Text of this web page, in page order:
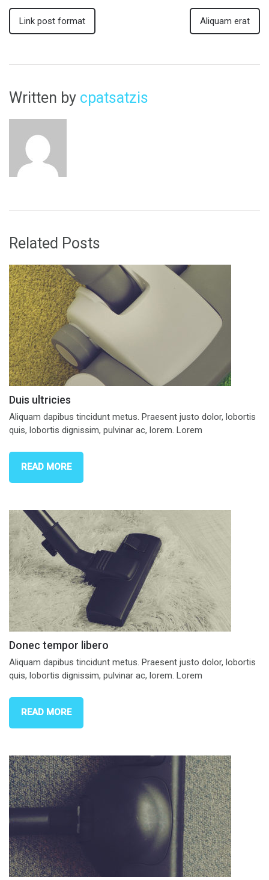
Link post format Aliquam erat
Written by cpatsatzis
Related Posts
Duis ultricies
Aliquam dapibus tincidunt metus. Praesent justo dolor, lobortis
quis, lobortis dignissim, pulvinar ac, lorem. Lorem
READ MORE
Donec tempor libero
Aliquam dapibus tincidunt metus. Praesent justo dolor, lobortis
quis, lobortis dignissim, pulvinar ac, lorem. Lorem
READ MORE